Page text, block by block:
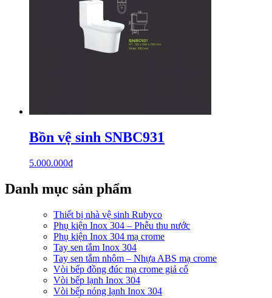
Bồn vệ sinh SNBC931
5.000.000₫
Danh mục sản phẩm
Thiết bị nhà vệ sinh Rubyco
Phụ kiện Inox 304 – Phễu thu nước
Phụ kiện Inox 304 mạ crome
Tay sen tắm Inox 304
Tay sen tắm nhôm – Nhựa ABS mạ crome
Vòi bếp đồng đúc mạ crome giả cổ
Vòi bếp lạnh Inox 304
Vòi bếp nóng lạnh Inox 304